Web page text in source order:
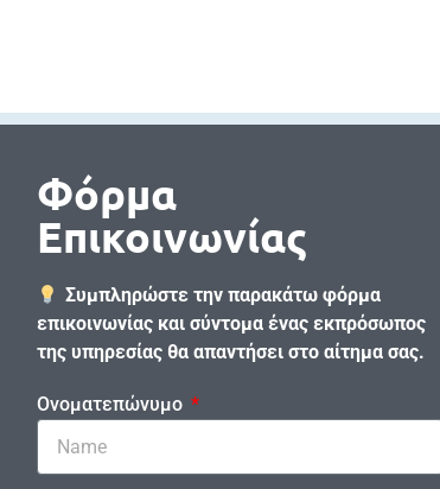
Φόρμα
Επικοινωνίας
Συμπληρώστε την παρακάτω φόρμα
επικοινωνίας και σύντομα ένας εκπρόσωπος
της υπηρεσίας θα απαντήσει στο αίτημα σας.
Ονοματεπώνυμο